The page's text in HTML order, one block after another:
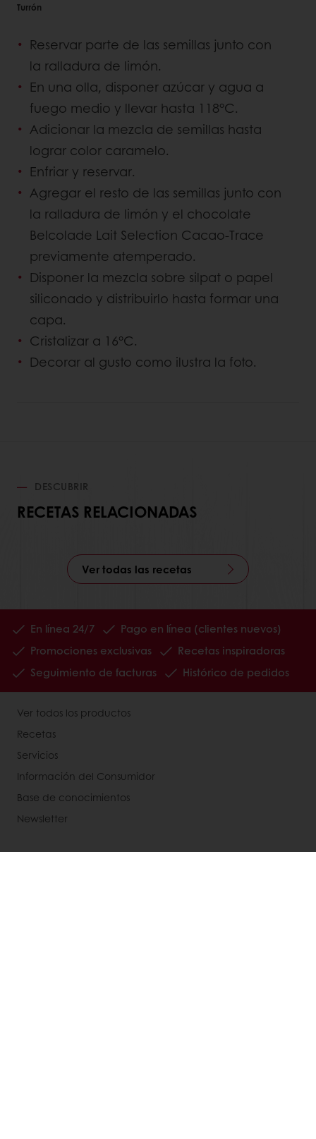
Turrón
Reservar parte de las semillas junto con
la ralladura de limón.
En una olla, disponer azúcar y agua a
fuego medio y llevar hasta 118°C.
Adicionar la mezcla de semillas hasta
lograr color caramelo.
Enfriar y reservar.
Agregar el resto de las semillas junto con
la ralladura de limón y el chocolate
Belcolade Lait Selection Cacao-Trace
previamente atemperado.
Disponer la mezcla sobre silpat o papel
siliconado y distribuirlo hasta formar una
capa.
Cristalizar a 16°C.
Decorar al gusto como ilustra la foto.
DESCUBRIR
RECETAS RELACIONADAS
Ver todas las recetas
En línea 24/7
Pago en línea (clientes nuevos)
Promociones exclusivas
Recetas inspiradoras
Seguimiento de facturas
Histórico de pedidos
Ver todos los productos
Recetas
Servicios
Información del Consumidor
Base de conocimientos
Newsletter
Acerca de Puratos